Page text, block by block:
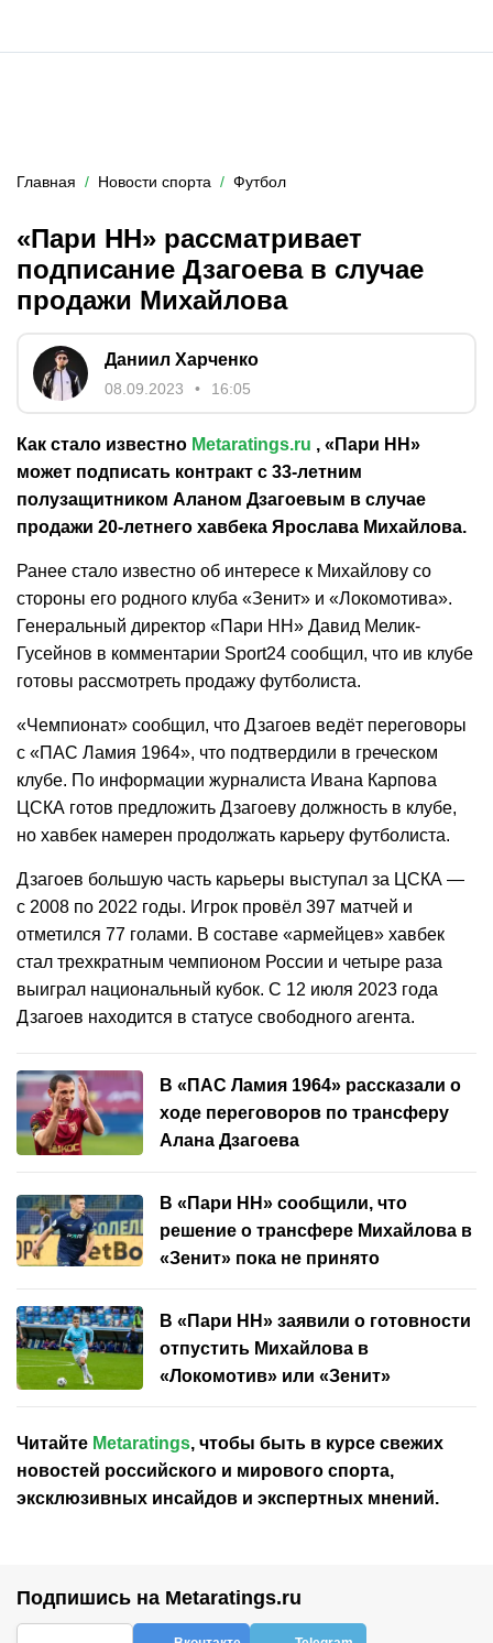
Главная Новости спорта Футбол
«Пари НН» рассматривает
подписание Дзагоева в случае
продажи Михайлова
Даниил Харченко
08.09.2023 16:05
Как стало известно Metaratings.ru , «Пари НН»
может подписать контракт с 33-летним
полузащитником Аланом Дзагоевым в случае
продажи 20-летнего хавбека Ярослава Михайлова.
Ранее стало известно об интересе к Михайлову со
стороны его родного клуба «Зенит» и «Локомотива».
Генеральный директор «Пари НН» Давид Мелик-
Гусейнов в комментарии Sport24 сообщил, что ив клубе
готовы рассмотреть продажу футболиста.
«Чемпионат» сообщил, что Дзагоев ведёт переговоры
с «ПАС Ламия 1964», что подтвердили в греческом
клубе. По информации журналиста Ивана Карпова
ЦСКА готов предложить Дзагоеву должность в клубе,
но хавбек намерен продолжать карьеру футболиста.
Дзагоев большую часть карьеры выступал за ЦСКА —
с 2008 по 2022 годы. Игрок провёл 397 матчей и
отметился 77 голами. В составе «армейцев» хавбек
стал трехкратным чемпионом России и четыре раза
выиграл национальный кубок. С 12 июля 2023 года
Дзагоев находится в статусе свободного агента.
В «ПАС Ламия 1964» рассказали о
ходе переговоров по трансферу
Алана Дзагоева
В «Пари НН» сообщили, что
решение о трансфере Михайлова в
«Зенит» пока не принято
В «Пари НН» заявили о готовности
отпустить Михайлова в
«Локомотив» или «Зенит»
Читайте Metaratings, чтобы быть в курсе свежих
новостей российского и мирового спорта,
эксклюзивных инсайдов и экспертных мнений.
Подпишись на Metaratings.ru